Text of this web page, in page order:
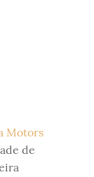
Motors
de